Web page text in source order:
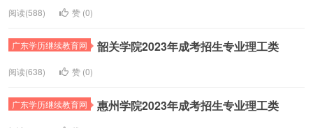
阅读(588) 赞 (0)
广东学历继续教育网 韶关学院2023年成考招生专业理工类
阅读(638) 赞 (0)
广东学历继续教育网 惠州学院2023年成考招生专业理工类